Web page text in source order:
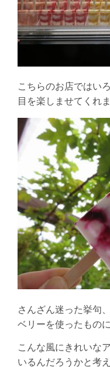
こちらのお店ではい
目を楽しませてくれま
さんざん迷った挙句
ベリーを使ったもの
こんな風にきれいな
いるんだろうかと考